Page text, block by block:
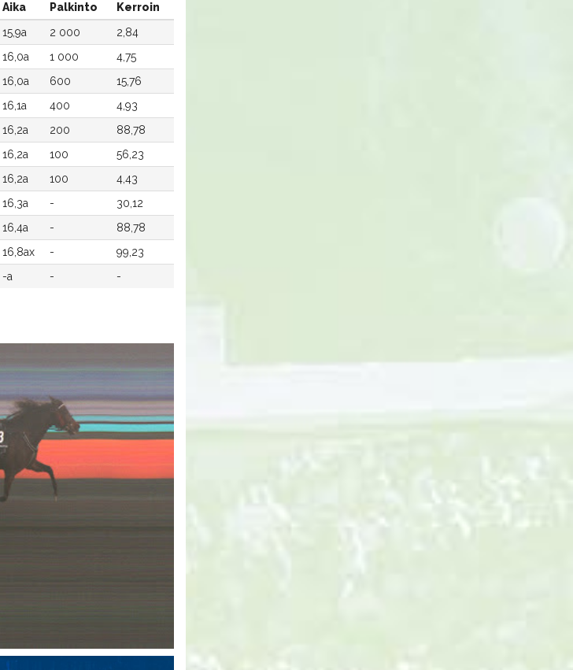
Aika Palkinto
Kerroin
15,9a 2 000
2,84
16,0a 1 000
4,75
16,0a 600
15,76
16,1a 400
4,93
16,2a 200
88,78
16,2a 100
56,23
16,2a 100
4,43
16,3a -
30,12
16,4a -
88,78
16,8ax -
99,23
-a - -